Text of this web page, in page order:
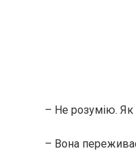
– Не розумію. Як
– Вона